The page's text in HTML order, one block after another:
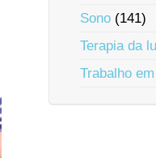
Sono (141)
Terapia da
Trabalho